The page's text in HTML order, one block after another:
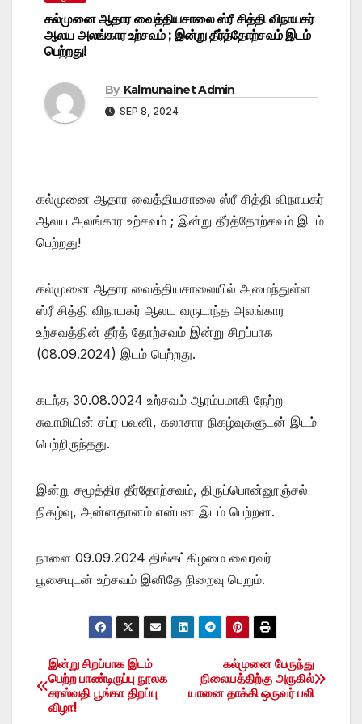
கல்முனை ஆதார வைத்தியசாலை ஸ்ரீ சித்தி விநாயகர்
ஆலய அலங்கார உற்சவம் ; இன்று தீர்த்தோற்சவம் இடம்
பெற்றது!
By Kalmunainet Admin
SEP 8, 2024
கல்முனை ஆதார வைத்தியசாலை ஸ்ரீ சித்தி விநாயகர்
ஆலய அலங்கார உற்சவம் ; இன்று தீர்த்தோற்சவம் இடம்
பெற்றது!
கல்முனை ஆதார வைத்தியசாலையில் அமைந்துள்ள
ஸ்ரீ சித்தி விநாயகர் ஆலய வருடாந்த அலங்கார
உற்சவத்தின் தீர்த் தோற்சவம் இன்று சிறப்பாக
(08.09.2024) இடம் பெற்றது.
கடந்த 30.08.0024 உற்சவம் ஆரம்பமாகி நேற்று
சுவாமியின் சப்ர பவனி, கலாசார நிகழ்வுகளுடன் இடம்
பெற்றிருந்தது.
இன்று சமூத்திர தீர்தோற்சவம், திருப்பொன்னூஞ்சல்
நிகழ்வு, அன்னதானம் என்பன இடம் பெற்றன.
நாளை 09.09.2024 திங்கட்கிழமை வைரவர்
பூசையுடன் உற்சவம் இனிதே நிறைவு பெறும்.
Post
navigation
கல்முனை பேருந்து
நிலையத்திற்கு அருகில்
யானை தாக்கி ஒருவர் பலி
இன்று சிறப்பாக இடம்
பெற்ற பாண்டிருப்பு நூலக
சரஸ்வதி பூங்கா திறப்பு
விழா!